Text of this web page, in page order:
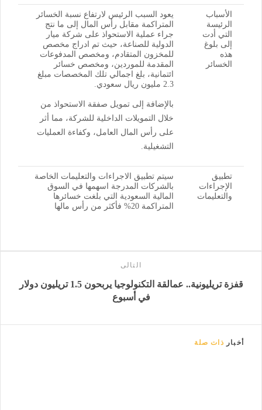
الأسباب
الرئيسة
التي أدت
إلى بلوغ
هذه
الخسائر
يعود السبب الرئيس لارتفاع نسبة الخسائر
المتراكمة مقابل رأس المال إلى ما نتج
جراء عملية الاستحواذ على شركة ميار
الدولية للصناعة، حيث تم ادراج مخصص
للمخزون المتقادم، ومخصص المدفوعات
المقدمة للموردين، ومخصص خسائر
ائتمانية، بلغ اجمالي تلك المخصصات مبلغ
2.3 مليون ريال سعودي.
بالإضافة إلى تمويل صفقة الاستحواذ من
خلال التمويلات الداخلية للشركة، مما أثر
على رأس المال العامل، وكفاءة العمليات
التشغيلية.
تطبيق
الإجراءات
والتعليمات
سيتم تطبيق الاجراءات والتعليمات الخاصة
بالشركات المدرجة اسهمها في السوق
المالية السعودية التي بلغت خسائرها
المتراكمة 20% فأكثر من رأس مالها
التالى
قفزة تريليونية.. عمالقة التكنولوجيا يربحون 1.5 تريليون دولار
في أسبوع
أخبار ذات صلة